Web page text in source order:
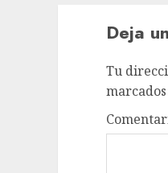
Deja
Tu